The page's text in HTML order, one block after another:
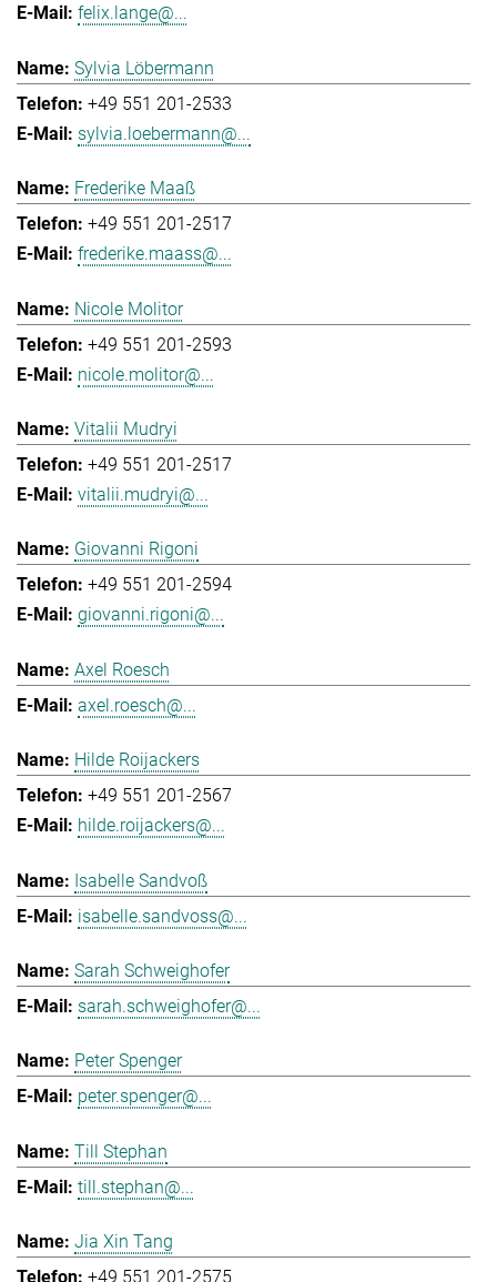
felix.lange@...
Sylvia Löbermann
+49 551 201-2533
sylvia.loebermann@...
Frederike Maaß
+49 551 201-2517
frederike.maass@...
Nicole Molitor
+49 551 201-2593
nicole.molitor@...
Vitalii Mudryi
+49 551 201-2517
vitalii.mudryi@...
Giovanni Rigoni
+49 551 201-2594
giovanni.rigoni@...
Axel Roesch
axel.roesch@...
Hilde Roijackers
+49 551 201-2567
hilde.roijackers@...
Isabelle Sandvoß
isabelle.sandvoss@...
Sarah Schweighofer
sarah.schweighofer@...
Peter Spenger
peter.spenger@...
Till Stephan
till.stephan@...
Jia Xin Tang
+49 551 201-2575